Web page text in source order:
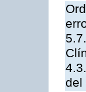
del